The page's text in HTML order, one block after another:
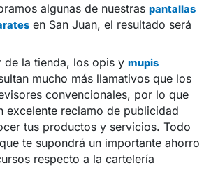
algunas de nuestraspantallas
en San Juan, el resultado será
de la tienda, los opis ymupis
mucho más llamativos que los
convencionales, por lo que
excelente reclamo de publicidad
tus productos y servicios. Todo
te supondrá un importante ahorro
respecto a la cartelería